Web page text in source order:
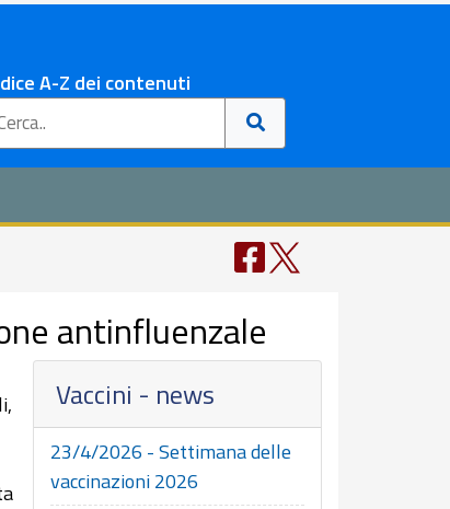
A-Z dei contenuti
antinfluenzale
Vaccini - news
23/4/2026 - Settimana delle
vaccinazioni 2026